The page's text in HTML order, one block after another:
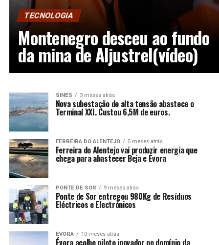
TECNOLOGIA
Montenegro desceu ao fundo
da mina de Aljustrel(vídeo)
SINES 3 meses atrás
Nova subestação de alta tensão abastece o
Terminal XXI. Custou 6,5M de euros.
FERREIRA DO ALENTEJO 5 meses atrás
Ferreira do Alentejo vai produzir energia que
chega para abastecer Beja e Évora
PONTE DE SOR 9 meses atrás
Ponte de Sor entregou 980Kg de Resíduos
Eléctricos e Electrónicos
ÉVORA 10 meses atrás
Évora acolhe piloto inovador no domínio da